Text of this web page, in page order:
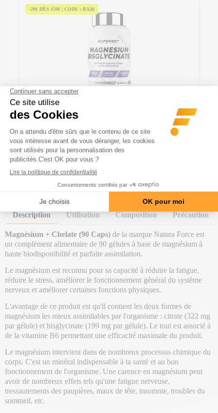
-20€ DÈS 150€ | CODE : BA20
Magnesium Bisglycinate (90 Caps)
19 Avis
La dernière génération de magnésium
Description Utilisation Composition Précaution
Magnésium + Chelate (90 Caps) de la marque Natura Force est
un complément alimentaire de 90 gélules à base de magnésium à
haute biodisponibilité et parfaite assimilation.
Le magnésium est reconnu pour sa capacité à réduire la fatigue,
réduire le stress, améliorer le fonctionnement général du système
nerveux et améliorer certaines fonctions physiques.
L'avantage de ce produit est qu'il contient les deux formes de
magnésium les mieux assimilables par l'organisme : citrate (322 mg
par gélule) et bisglycinate (199 mg par gélule). Le tout est associé à
de la vitamine B6 permettant une efficacité maximale du produit.
Le magnésium intervient dans de nombreux processus chimique du
corps. C'est un minéral indispensable à ta santé et au bon
fonctionnement de l'organisme. Une carence en magnésium peut
avoir de nombreux effets tels qu'une fatigue nerveuse,
tressautements des paupières, maux de tête, insomnie, troubles du
sommeil, etc.